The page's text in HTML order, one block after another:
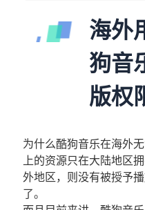
海外
狗音
版权
为什么酷狗音乐在海外
上的资源只在大陆地区
外地区，则没有被授予
了。